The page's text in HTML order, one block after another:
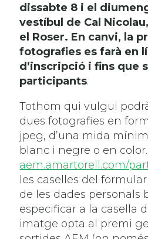
dissabte 8 i el
vestíbul de Cal
el Roser. En canvi, la
fotografies es farà en
d’inscripció i fins que
participants.
Tothom qui vulgui
dues fotografies en
jpeg, d’una mida
blanc i negre o en
aem.amartorell.com/
les caselles del
de les dades personals
especificar a la casella
imatge opta al premi